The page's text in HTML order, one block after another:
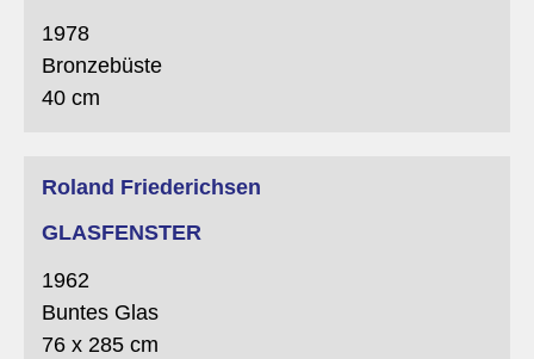
1978
Bronzebüste
40 cm
Roland Friederichsen
GLASFENSTER
1962
Buntes Glas
76 x 285 cm